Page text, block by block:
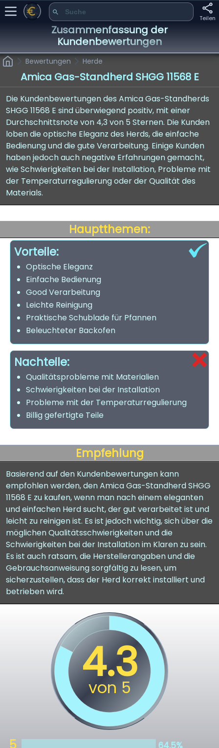
Teilen
Zusammenfassung der
Kundenbewertungen
Bewertungen Herde
Amica Gas-Standherd SHGG 11568 E
Die Kundenbewertungen des Amica Gas-Standherds
SHGG 11568 E sind überwiegend positiv, mit einer
Durchschnittsnote von 4,3 von 5 Sternen. Die Kunden
loben die optische Eleganz des Herds, die einfache
Bedienung und die gute Verarbeitung. Einige Kunden
haben jedoch auch negative Erfahrungen gemacht,
wie Schwierigkeiten bei der Installation, Probleme mit
der Temperaturregulierung oder der Qualität des
Materials.
Hauptthemen:
Vorteile:
Optische Eleganz
Einfache Bedienung
Good Verarbeitung
Leichte Reinigung
Praktische Schublade für Pfannen
Beleuchteter Backofen
Nachteile:
Qualitätsprobleme mit Materialien
Schwierigkeiten bei der Installation
Probleme mit der Temperaturregulierung
Billig gefertigte Teile
Empfehlung
Basierend auf den Kundenbewertungen kann
empfohlen werden, den Amica Gas-Standherd SHGG
11568 E zu kaufen, wenn man nach einem eleganten
und einfachen Herd sucht, der gut verarbeitet ist und
leicht zu reinigen ist. Es ist jedoch wichtig, sich über die
möglichen Qualitätsschwierigkeiten und die
Schwierigkeiten bei der Installation im Klaren zu sein.
Es ist auch ratsam, die Herstellerangaben und die
Gebrauchsanweisung sorgfältig zu lesen, um
sicherzustellen, dass der Herd korrekt installiert und
betrieben wird.